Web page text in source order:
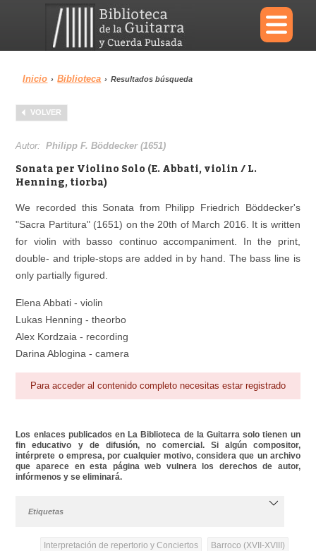
×
Menu
Biblioteca
Inicio › Biblioteca › Resultados búsqueda
VOLVER
Autor:Philipp F. Böddecker (1651)
Sonata per Violino Solo (E. Abbati, violin / L.
Henning, tiorba)
We recorded this Sonata from Philipp Friedrich Böddecker's
"Sacra Partitura" (1651) on the 20th of March 2016. It is written
for violin with basso continuo accompaniment. In the print,
double- and triple-stops are added in by hand. The bass line is
only partially figured.
Elena Abbati - violin
Lukas Henning - theorbo
Alex Kordzaia - recording
Darina Ablogina - camera
Para acceder al contenido completo necesitas estar registrado
Los enlaces publicados en La Biblioteca de la Guitarra solo tienen un
fin educativo y de difusión, no comercial. Si algún compositor,
intérprete o empresa, por cualquier motivo, considera que un archivo
que aparece en esta página web vulnera los derechos de autor,
infórmenos y se eliminará.
Etiquetas
Interpretación de repertorio y Conciertos Barroco (XVII-XVIII)